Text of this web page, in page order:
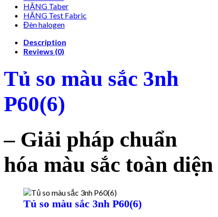
HÃNG Taber
HÃNG Test Fabric
Đèn halogen
Description
Reviews (0)
Tủ so màu sắc 3nh
P60(6)
– Giải pháp chuẩn
hóa màu sắc toàn diện
Tủ so màu sắc 3nh P60(6)